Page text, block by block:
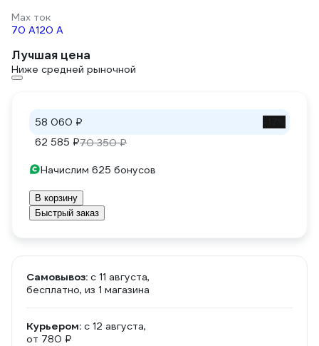
Max ток
70 А120 А
Лучшая цена
Ниже средней рыночной
58 060 ₽
62 585 ₽70 350 ₽
Начислим 625 бонусов
В корзину
Быстрый заказ
Самовывоз: c 11 августа,
бесплатно, из 1 магазина
Курьером: c 12 августа,
от 780 ₽